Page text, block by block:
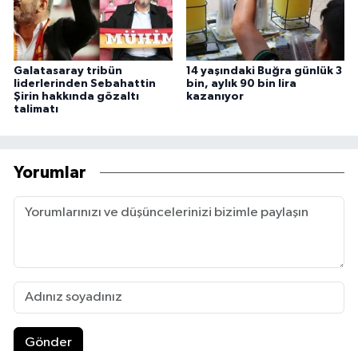
Galatasaray tribün
liderlerinden Sebahattin
Şirin hakkında gözaltı
talimatı
14 yaşındaki Buğra günlük 3
bin, aylık 90 bin lira
kazanıyor
Yorumlar
Gönder